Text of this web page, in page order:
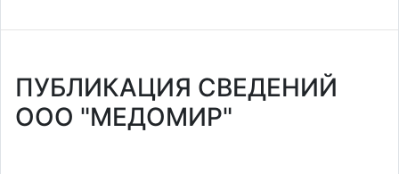
ПУБЛИКАЦИЯ СВЕДЕНИЙ
ООО "МЕДОМИР"